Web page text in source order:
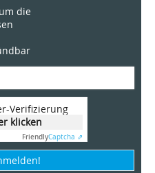
die
Verifizierung
klicken
FriendlyCaptcha ⇗